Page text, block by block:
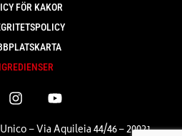
FÖR KAKOR
– Via Aquileia 44/46 – 20021